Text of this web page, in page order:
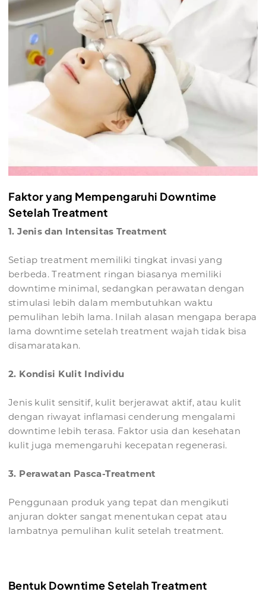
Faktor yang Mempengaruhi Downtime
Setelah Treatment
1. Jenis dan Intensitas Treatment
Setiap treatment memiliki tingkat invasi yang
berbeda. Treatment ringan biasanya memiliki
downtime minimal, sedangkan perawatan dengan
stimulasi lebih dalam membutuhkan waktu
pemulihan lebih lama. Inilah alasan mengapa berapa
lama downtime setelah treatment wajah tidak bisa
disamaratakan.
2. Kondisi Kulit Individu
Jenis kulit sensitif, kulit berjerawat aktif, atau kulit
dengan riwayat inflamasi cenderung mengalami
downtime lebih terasa. Faktor usia dan kesehatan
kulit juga memengaruhi kecepatan regenerasi.
3. Perawatan Pasca-Treatment
Penggunaan produk yang tepat dan mengikuti
anjuran dokter sangat menentukan cepat atau
lambatnya pemulihan kulit setelah treatment.
Bentuk Downtime Setelah Treatment